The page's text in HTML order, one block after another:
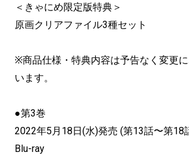
＜きゃにめ限定版特典＞
原画クリアファイル3種セット
※商品仕様・特典内容は予告なく変更
います。
●第3巻
2022年5月18日(水)発売 (第13話〜第18
Blu-ray